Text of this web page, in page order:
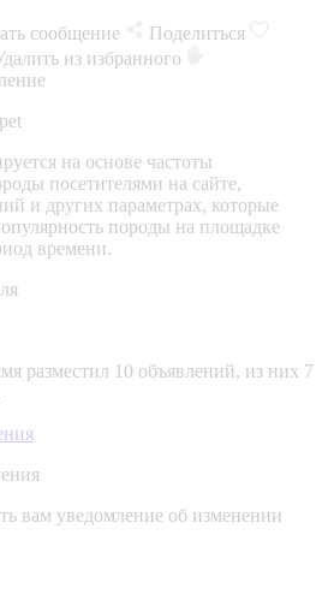
сообщение
Поделиться
из избранного
на основе частоты
посетителями на сайте,
и других параметрах, которые
породы на площадке
времени.
разместил 10 объявлений, из них 7
вам уведомление об изменении